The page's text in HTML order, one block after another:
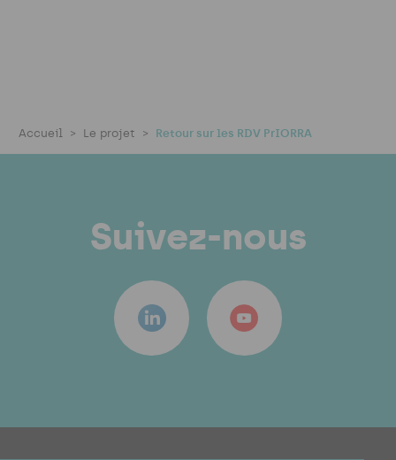
Accueil Le projet Retour sur les RDV PrIORRA
Suivez-nous